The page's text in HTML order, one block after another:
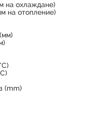
на охлаждане)
на отопление)
(mm)